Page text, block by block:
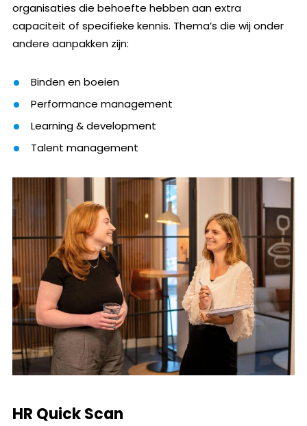
organisaties die behoefte hebben aan extra
capaciteit of specifieke kennis. Thema’s die wij onder
andere aanpakken zijn:
Binden en boeien
Performance management
Learning & development
Talent management
HR Quick Scan